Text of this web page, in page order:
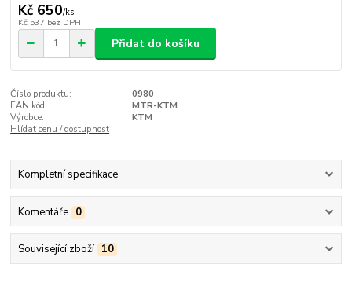
Kč 650/ks
Kč 537 bez DPH
Přidat do košíku
Číslo produktu:
0980
EAN kód:
MTR-KTM
Výrobce:
KTM
Hlídat cenu / dostupnost
Kompletní specifikace
Komentáře 0
Související zboží 10